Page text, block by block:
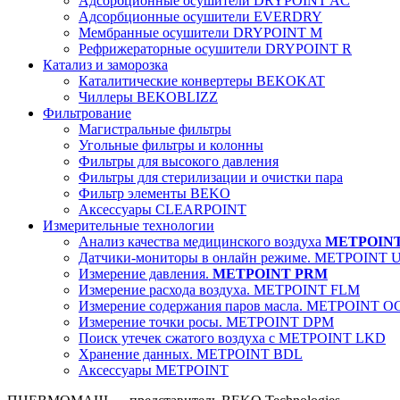
Адсорбционные осушители EVERDRY
Мембранные осушители DRYPOINT M
Рефрижераторные осушители DRYPOINT R
Катализ и заморозка
Каталитические конвертеры BEKOKAT
Чиллеры BEKOBLIZZ
Фильтрование
Магистральные фильтры
Угольные фильтры и колонны
Фильтры для высокого давления
Фильтры для стерилизации и очистки пара
Фильтр элементы BEKO
Аксессуары CLEARPOINT
Измерительные технологии
Анализ качества медицинского воздуха
Датчики-мониторы в онлайн режиме. METPOINT
Измерение давления. METPOINT PRM
Измерение расхода воздуха. METPOINT FLM
Измерение содержания паров масла. METPOINT
Измерение точки росы. METPOINT DPM
Поиск утечек сжатого воздуха с METPOINT LKD
Хранение данных. METPOINT BDL
Аксессуары METPOINT